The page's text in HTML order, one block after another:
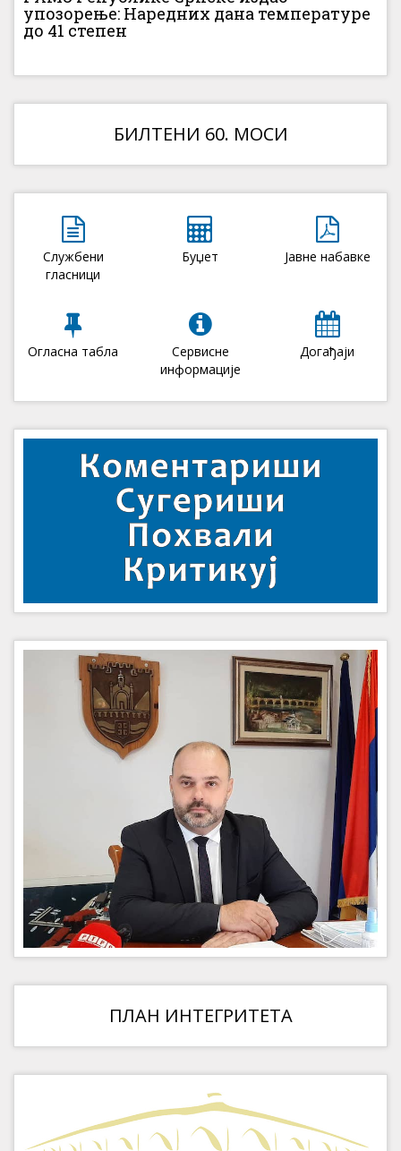
упозорење: Наредних дана температуре
до 41 степен
БИЛТЕНИ 60. МОСИ
Службени
гласници
Буџет Јавне набавке
Огласна табла
Сервисне
информације
Догађаји
ПЛАН ИНТЕГРИТЕТА